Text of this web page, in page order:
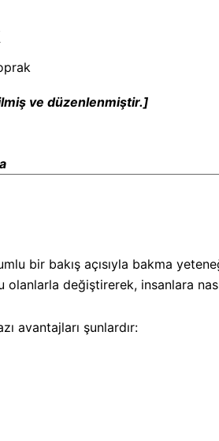
ve düzenlenmiştir.]
bir bakış açısıyla bakma
değiştirerek, insanlara
avantajları şunlardır: